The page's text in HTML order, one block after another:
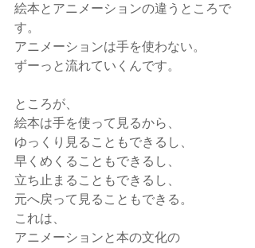
絵本とアニメーションの違うところで
す。
アニメーションは手を使わない。
ずーっと流れていくんです。
ところが、
絵本は手を使って見るから、
ゆっくり見ることもできるし、
早くめくることもできるし、
立ち止まることもできるし、
元へ戻って見ることもできる。
これは、
アニメーションと本の文化の